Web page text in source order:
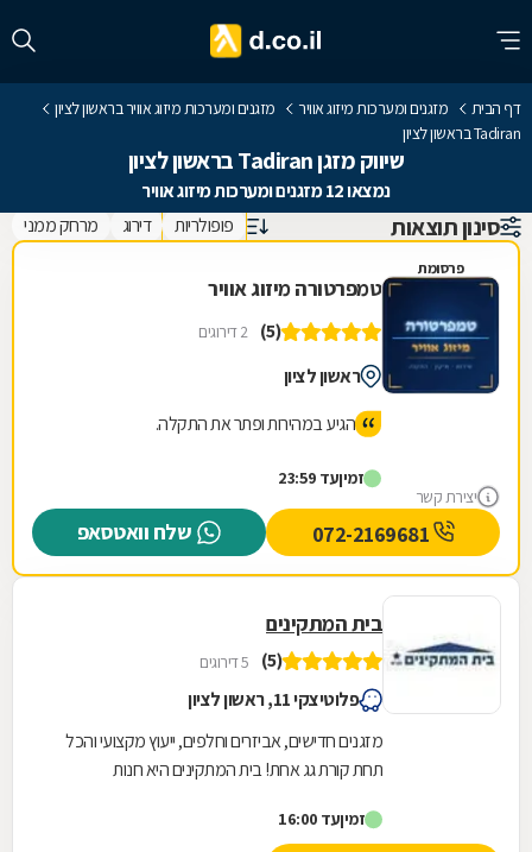
דף הבית מזגנים ומערכות מיזוג אוויר
מזגנים ומערכות מיזוג אוויר בראשון לציון
Tadiran בראשון לציון
שיווק מזגן Tadiran בראשון לציון
נמצאו 12 מזגנים ומערכות מיזוג אוויר
סינון תוצאות פופולריות דירוג מרחק ממני
פרסומת
יצירת קשר
טמפרטורה מיזוג אוויר
(5) 2 דירוגים
ראשון לציון
הגיע במהירות ופתר את התקלה.
זמיןעד 23:59
שלח וואטסאפ
בית המתקינים
(5) 5 דירוגים
פלוטיצקי 11, ראשון לציון
מזגנים חדישים, אביזרים וחלפים, ייעוץ מקצועי והכל
תחת קורת גג אחת! בית המתקינים היא חנות
עצום של...
זמיןעד 16:00